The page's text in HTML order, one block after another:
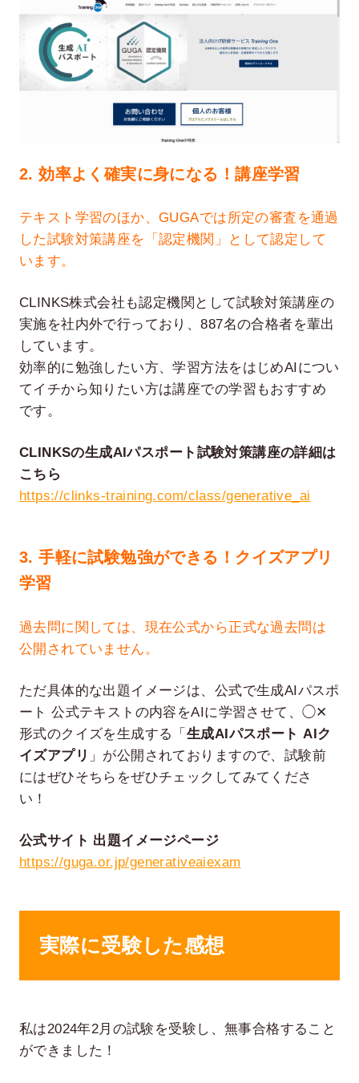
2. 効率よく確実に身になる！講座学習
テキスト学習のほか、GUGAでは所定の審査を通過
した試験対策講座を「認定機関」として認定して
います。
CLINKS株式会社も認定機関として試験対策講座の
実施を社内外で行っており、887名の合格者を輩出
しています。
効率的に勉強したい方、学習方法をはじめAIについ
てイチから知りたい方は講座での学習もおすすめ
です。
CLINKSの生成AIパスポート試験対策講座の詳細は
こちら
https://clinks-training.com/class/generative_ai
3. 手軽に試験勉強ができる！クイズアプリ
学習
過去問に関しては、現在公式から正式な過去問は
公開されていません。
ただ具体的な出題イメージは、公式で生成AIパスポ
ート 公式テキストの内容をAIに学習させて、◯✕
形式のクイズを生成する「 生成AIパスポート AIク
イズアプリ 」が公開されておりますので、試験前
にはぜひそちらをぜひチェックしてみてくださ
い！
公式サイト 出題イメージページ
https://guga.or.jp/generativeaiexam
実際に受験した感想
私は2024年2月の試験を受験し、無事合格すること
ができました！